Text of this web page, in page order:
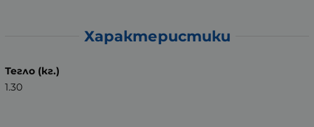
Характеристики
Тегло (кг.)
1.30